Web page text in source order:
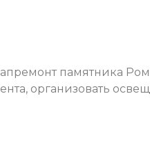
памятника
организовать